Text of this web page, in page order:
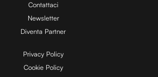
d
e
Contattaci
Newsletter
Diventa Partner
Privacy Policy
Cookie Policy